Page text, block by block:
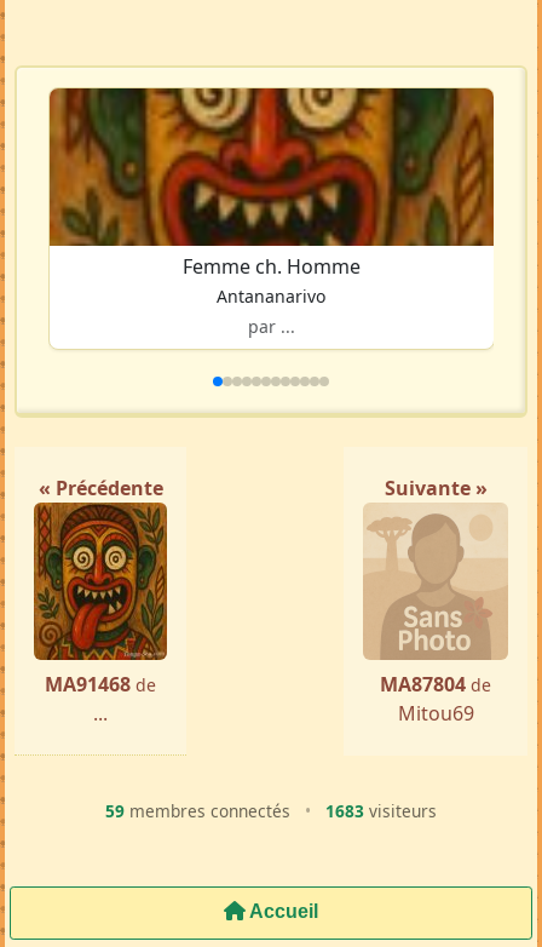
Femme ch. Homme
Antananarivo
par ...
« Précédente
MA91468 de
...
Suivante »
MA87804 de
Mitou69
59 membres connectés • 1683 visiteurs
Accueil